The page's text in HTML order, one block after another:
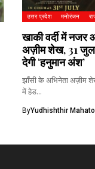
उत्तर प्रदेश मनोरंजन
खाकी वर्दी में
अज़ीम शेख, 31
देगी ‘हनुमान अंश’
झाँसी के अभिनेता अज़ीम
में हेड...
ByYudhishthir Mahato